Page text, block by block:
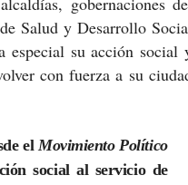
Salud y Desarrollo
especial su acción social
con fuerza a su
el Movimiento Político
social al servicio de